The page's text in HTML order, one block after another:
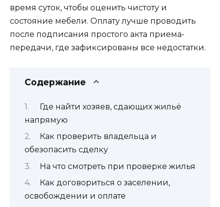
время суток, чтобы оценить чистоту и
состояние мебели. Оплату лучше проводить
после подписания простого акта приема-
передачи, где зафиксированы все недостатки.
Содержание
Где найти хозяев, сдающих жильё
напрямую
Как проверить владельца и
обезопасить сделку
На что смотреть при проверке жилья
Как договориться о заселении,
освобождении и оплате